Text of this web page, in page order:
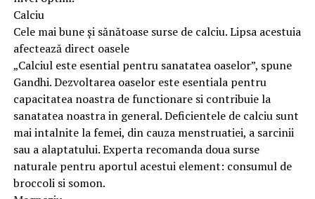
Calciu
Cele mai bune și sănătoase surse de calciu. Lipsa acestuia
afectează direct oasele
„Calciul este esential pentru sanatatea oaselor”, spune
Gandhi. Dezvoltarea oaselor este esentiala pentru
capacitatea noastra de functionare si contribuie la
sanatatea noastra in general. Deficientele de calciu sunt
mai intalnite la femei, din cauza menstruatiei, a sarcinii
sau a alaptatului. Experta recomanda doua surse
naturale pentru aportul acestui element: consumul de
broccoli si somon.